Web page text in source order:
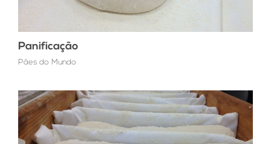
Panificação
Pães do Mundo